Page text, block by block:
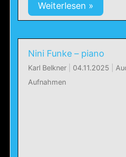
Weiterlesen »
Nini Funke – piano
Karl Belkner 04.11.2025
Aufnahmen